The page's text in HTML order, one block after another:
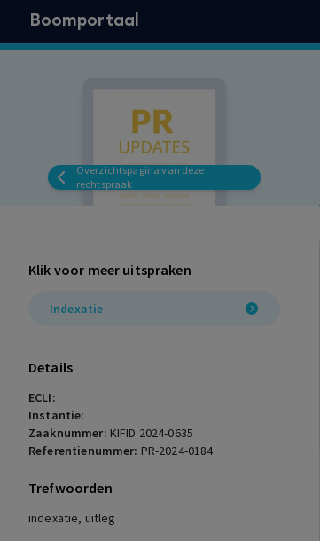
Boomportaal
Overzichtspagina van deze
rechtspraak
Klik voor meer uitspraken
Indexatie
Details
ECLI:
Instantie:
Zaaknummer: KIFID 2024-0635
Referentienummer: PR-2024-0184
Trefwoorden
indexatie, uitleg